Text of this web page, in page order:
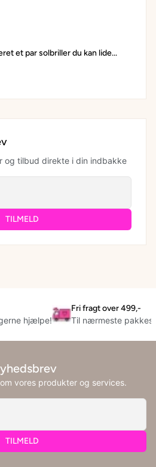
et par solbriller du kan lide...
og tilbud direkte i din indbakke
TILMELD
hjælpe!
Fri fragt over 499,-
Til nærmeste
vores produkter og services.
TILMELD